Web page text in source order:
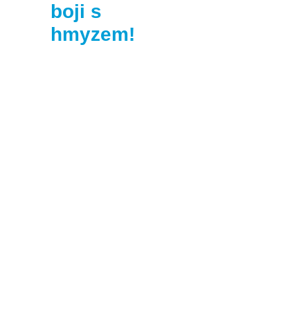
boji s
hmyzem!